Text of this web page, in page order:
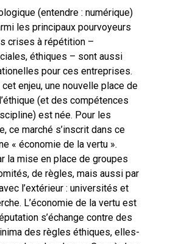
(entendre : numérique)
les principaux pourvoyeurs
crises à répétition –
éthiques – sont aussi
pour ces entreprises.
enjeu, une nouvelle place de
(et des compétences
est née. Pour les
ce marché s’inscrit dans ce
« économie de la vertu ».
la mise en place de groupes
de règles, mais aussi par
l’extérieur : universités et
L’économie de la vertu est
s’échange contre des
des règles éthiques, elles-